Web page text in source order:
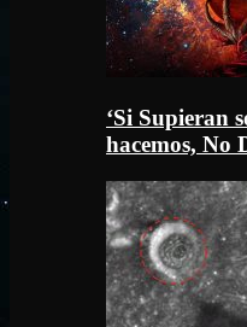
‘Si Supieran
hacemos,